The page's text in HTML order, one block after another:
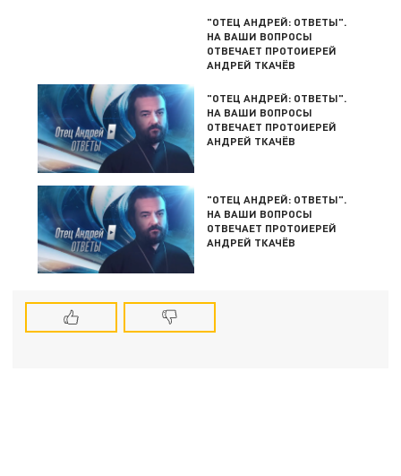
"ОТЕЦ АНДРЕЙ: ОТВЕТЫ".
НА ВАШИ ВОПРОСЫ
ОТВЕЧАЕТ ПРОТОИЕРЕЙ
АНДРЕЙ ТКАЧЁВ
"ОТЕЦ АНДРЕЙ: ОТВЕТЫ".
НА ВАШИ ВОПРОСЫ
ОТВЕЧАЕТ ПРОТОИЕРЕЙ
АНДРЕЙ ТКАЧЁВ
"ОТЕЦ АНДРЕЙ: ОТВЕТЫ".
НА ВАШИ ВОПРОСЫ
ОТВЕЧАЕТ ПРОТОИЕРЕЙ
АНДРЕЙ ТКАЧЁВ